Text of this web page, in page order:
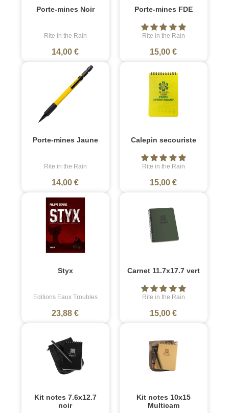
Porte-mines Noir
Rite in the Rain
14,00 €
Porte-mines FDE
Rite in the Rain
15,00 €
Porte-mines Jaune
Rite in the Rain
14,00 €
Calepin secouriste
Rite in the Rain
15,00 €
Styx
Editions Eaux Troubles
23,88 €
Carnet 11.7x17.7 vert
Rite in the Rain
15,00 €
Kit notes 7.6x12.7
noir
Kit notes 10x15
Multicam